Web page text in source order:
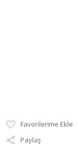
Paylaş